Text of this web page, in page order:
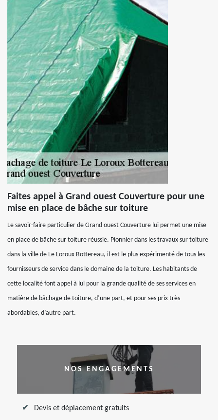
Faites appel à Grand ouest Couverture pour une
mise en place de bâche sur toiture
Le savoir-faire particulier de Grand ouest Couverture lui permet une mise
en place de bâche sur toiture réussie. Pionnier dans les travaux sur toiture
dans la ville de Le Loroux Bottereau, il est le plus expérimenté de tous les
fournisseurs de service dans le domaine de la toiture. Les habitants de
cette localité font appel à lui pour la grande qualité de ses services en
matière de bâchage de toiture, d’une part, et pour ses prix très
abordables, d’autre part.
NOS ENGAGEMENTS
Devis et déplacement gratuits